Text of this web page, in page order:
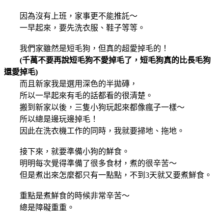
因為沒有上班，家事更不能推託～
一早起來，要先洗衣服、鞋子等等。
我們家雖然是短毛狗，但真的超愛掉毛的！
(千萬不要再說短毛狗不愛掉毛了，短毛狗真的比長毛狗
還愛掉毛)
而且新家我是選用深色的半拋磚，
所以一早起來有毛的話都看的很清楚。
搬到新家以後，三隻小狗玩起來都像瘋子一樣～
所以總是邊玩邊掉毛！
因此在洗衣機工作的同時，我就要掃地、拖地。
接下來，就要準備小狗的鮮食。
明明每次覺得準備了很多食材，煮的很辛苦～
但是煮出來怎麼都只有一點點，不到3天就又要煮鮮食。
重點是煮鮮食的時候非常辛苦～
總是障礙重重。